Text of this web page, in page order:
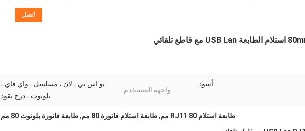
اتصل
أسود
واجهه المستخدم:
يو اس بي ، لان ، مسلسل ، واي فاي ،
بلوتوث ، درج نقود
طابعة استلام RJ11 80 مم ,طابعة استلام فاتورة 80 مم ,طابعة فاتورة بلوتوث 80 مم